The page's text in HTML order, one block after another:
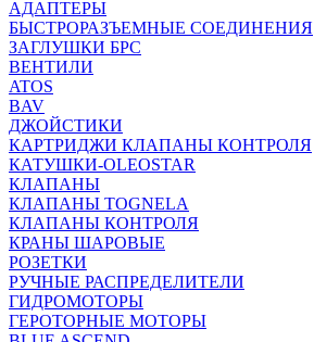
АДАПТЕРЫ
БЫСТРОРАЗЪЕМНЫЕ СОЕДИНЕНИЯ
ЗАГЛУШКИ БРС
ВЕНТИЛИ
ATOS
BAV
ДЖОЙСТИКИ
КАРТРИДЖИ КЛАПАНЫ КОНТРОЛЯ
КАТУШКИ-OLEOSTAR
КЛАПАНЫ
КЛАПАНЫ TOGNELA
КЛАПАНЫ КОНТРОЛЯ
КРАНЫ ШАРОВЫЕ
РОЗЕТКИ
РУЧНЫЕ РАСПРЕДЕЛИТЕЛИ
ГИДРОМОТОРЫ
ГЕРОТОРНЫЕ МОТОРЫ